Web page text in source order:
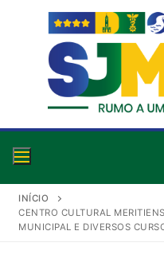
INÍCIO
CENTRO CULTURAL
MUNICIPAL E DIVERSOS